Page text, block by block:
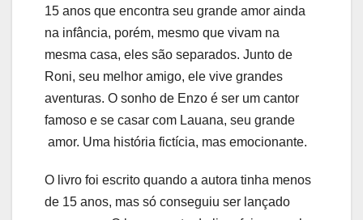
15 anos que encontra seu grande amor ainda
na infância, porém, mesmo que vivam na
mesma casa, eles são separados. Junto de
Roni, seu melhor amigo, ele vive grandes
aventuras. O sonho de Enzo é ser um cantor
famoso e se casar com Lauana, seu grande
amor. Uma história fictícia, mas emocionante.
O livro foi escrito quando a autora tinha menos
de 15 anos, mas só conseguiu ser lançado